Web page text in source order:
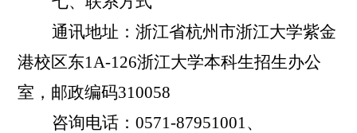
通讯地址：浙江省杭州市浙江大学紫金
港校区东1A-126浙江大学本科生招生办公
室，邮政编码310058
咨询电话： 0571-87951001 、